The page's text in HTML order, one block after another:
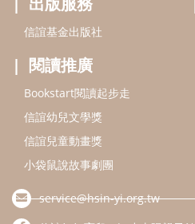
信誼好好育兒
(02)2396-5305轉2345 (週一～
認識信誼 合作洽談 智慧財
本網站建議使用IE9(含以上)或
信誼基金會/上誼文化實業股份有限